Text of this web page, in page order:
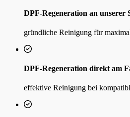
DPF-Regeneration an unserer
gründliche Reinigung für
DPF-Regeneration direkt am
effektive Reinigung bei